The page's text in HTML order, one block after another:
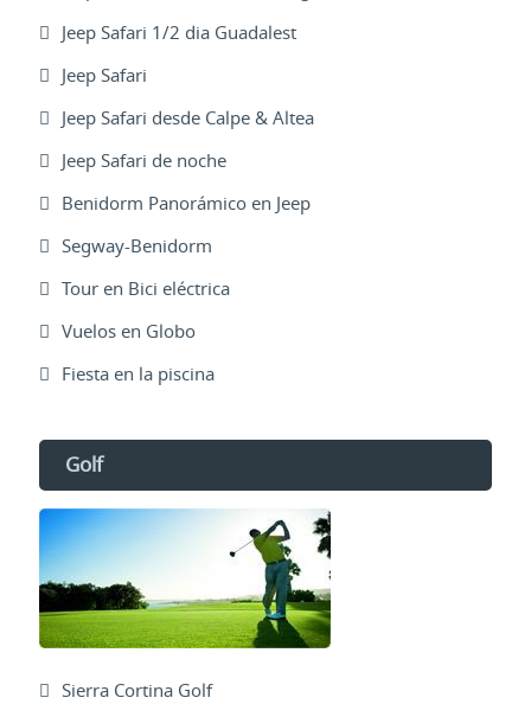
Jeep Safari 1/2 dia Guadalest
Jeep Safari
Jeep Safari desde Calpe & Altea
Jeep Safari de noche
Benidorm Panorámico en Jeep
Segway-Benidorm
Tour en Bici eléctrica
Vuelos en Globo
Fiesta en la piscina
Golf
Sierra Cortina Golf